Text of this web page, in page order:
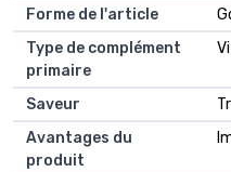
Forme de l'article
Type de complément
primaire
Saveur
Avantages du
produit